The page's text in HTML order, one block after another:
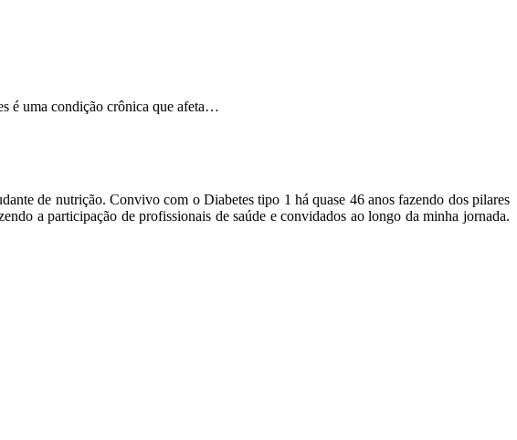
é uma condição crônica que afeta…
de nutrição. Convivo com o Diabetes tipo 1 há quase 46 anos fazendo dos pilares
a participação de profissionais de saúde e convidados ao longo da minha jornada.